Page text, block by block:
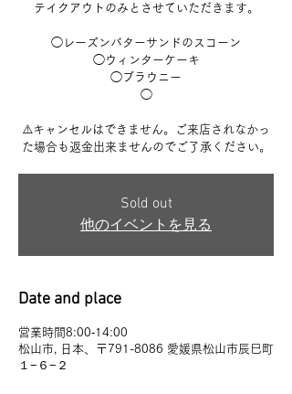
テイクアウトのみとさせていただきます。
◯レーズンバターサンドのスコーン
◯ウィンターケーキ
◯ブラウニー
◯
⚠️キャンセルはできません。ご来店されなかっ
Sold out
他のイベントを見る
Date and place
営業時間8:00‐14:00
松山市, 日本、〒791-8086 愛媛県松山市辰巳町
１−６−２